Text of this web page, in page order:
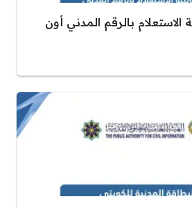
الاستعلام بالرقم المدني أون